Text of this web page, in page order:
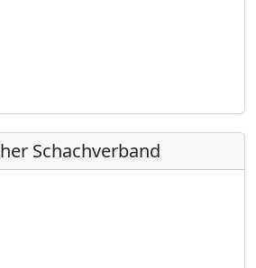
Schachverband